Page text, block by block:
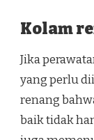
Kolam
Jika
yang perlu
renang
baik tidak